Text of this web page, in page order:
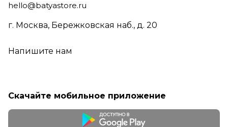
hello@batyastore.ru
г. Москва, Бережковская наб., д. 20
Напишите нам
Скачайте мобильное приложение